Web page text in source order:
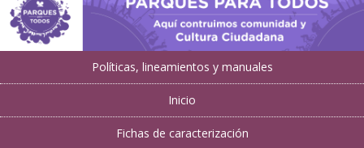
Políticas, lineamientos y manuales
Inicio
Fichas de caracterización